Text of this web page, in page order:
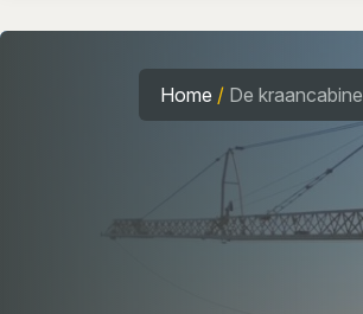
Home / De kraancabine